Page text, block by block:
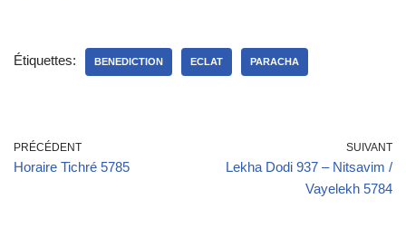
Étiquettes: BENEDICTION ECLAT PARACHA
PRÉCÉDENT
Horaire Tichré 5785
SUIVANT
Lekha Dodi 937 – Nitsavim /
Vayelekh 5784